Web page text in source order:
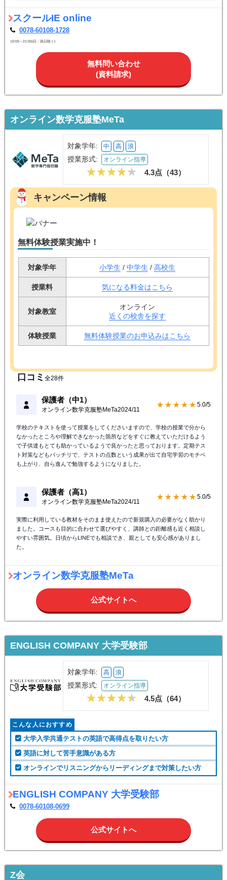
スクールIE online
0078-60108-1728
10:00～21:00(日・祝日除く)
無料問い合わせ
(資料請求)
オンライン数学克服塾MeTa
対象学年: 中 高 浪
授業形式: オンライン指導
4.3点（43）
キャンペーン情報
無料体験授業実施中！
対象学年 小学生 / 中学生 / 高校生
授業料 気になる料金はこちら
対象教室
オンライン
近くの校舎を探す
体験授業 無料体験授業のお申込みはこちら
口コミ 全28件
保護者（中1）
オンライン数学克服塾MeTa2024/11
★★★★★ 5.0/5
学校のテキストを使って授業をしてくださいますので、学校の授業で分から
なかったところや理解できなかった箇所などをすぐに教えていただけるよう
で子供達もとても助かっているようで良かったと思っております。定期テス
ト対策などもバッチリで、テストの点数という成果が出て自宅学習のモチベ
も上がり、自ら進んで勉強するようになりました。
保護者（高1）
オンライン数学克服塾MeTa2024/11
★★★★★ 5.0/5
実際に利用している教材をそのまま使えたので新規購入の必要がなく助かり
ました。コースも目的に合わせて選びやすく、講師との距離感も近く相談し
やすい雰囲気。日頃からLINEでも相談でき、親としても安心感がありまし
た。
オンライン数学克服塾MeTa
公式サイトへ
ENGLISH COMPANY 大学受験部
対象学年: 高 浪
授業形式: オンライン指導
4.5点（64）
こんな人におすすめ
大学入学共通テストの英語で高得点を取りたい方
英語に対して苦手意識がある方
オンラインでリスニングからリーディングまで対策したい方
ENGLISH COMPANY 大学受験部
0078-60108-0699
公式サイトへ
Z会